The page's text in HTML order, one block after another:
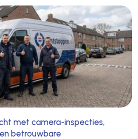
met camera-inspecties,
betrouwbare